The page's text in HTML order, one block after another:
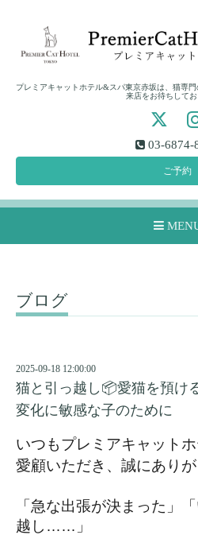
プレミアキャットホテル&スパ東京赤坂は、猫専
来店をお待ちしてお
03-6874-
ご予約
ブログ
2025-09-18 12:00:00
猫と引っ越し📦愛猫を預け
変化に敏感な子のために
いつもプレミアキャット
愛顧いただき、誠にありが
「急な出張が決まった」
越し……」